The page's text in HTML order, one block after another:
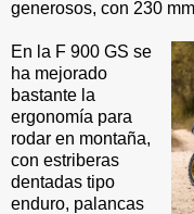
generosos, con 230
En la F 900 GS se
ha mejorado
bastante la
ergonomía para
rodar en montaña,
con estriberas
dentadas tipo
enduro, palancas